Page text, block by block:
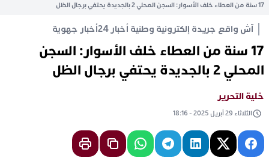
آش واقع جريدة إلكترونية وطنية أخبار 24 أخبار جهوية
17 سنة من العطاء خلف الأسوار: السجن
المحلي 2 بالجديدة يحتفي برجال الظل
17 سنة من العطاء خلف الأسوار: السجن المحلي 2 بالجديدة يحتفي برجال الظل
خلية التحرير
الثلاثاء 29 أبريل 2025 - 18:16